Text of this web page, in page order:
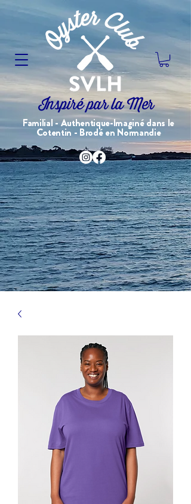
Inspiré par la Mer
Familial - Authentique-Imaginé dans le
Cotentin - Brodé en Normandie